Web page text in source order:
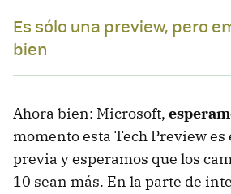
Es sólo una preview, pero
bien
Ahora bien: Microsoft,
momento esta Tech Preview es
previa y esperamos que los
10 sean más. En la parte de